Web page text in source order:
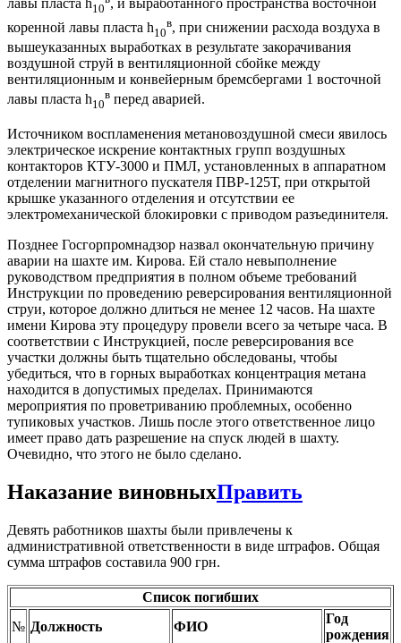
лавы пласта h10 , и выработан­ного пространства восточной
коренной лавы пласта h10
в, при снижении расхода воздуха в
вышеуказанных выработках в результате закорачивания
воздушной струй в вентиляционной сбойке между
вентиляционным и конвейерным бремс­бергами 1 восточной
лавы пласта h10
в перед аварией.
Источником воспламенения метановоздушной смеси явилось
электриче­ское искрение контактных групп воздушных
контакторов КТУ-3000 и ПМЛ, ус­тановленных в аппаратном
отделении магнитного пускателя ПВР-125Т, при откры­той
крышке указанного отделения и отсутствии ее
электромеханической блокиров­ки с приводом разъединителя.
Позднее Госгорпромнадзор назвал окончательную причину
аварии на шахте им. Кирова. Ей стало невыполнение
руководством предприятия в полном объеме требований
Инструкции по проведению реверсирования вентиляционной
струи, которое должно длиться не менее 12 часов. На шахте
имени Кирова эту процедуру провели всего за четыре часа. В
соответствии с Инструкцией, после реверсирования все
участки должны быть тщательно обследованы, чтобы
убедиться, что в горных выработках концентрация метана
находится в допустимых пределах. Принимаются
мероприятия по проветриванию проблемных, особенно
тупиковых участков. Лишь после этого ответственное лицо
имеет право дать разрешение на спуск людей в шахту.
Очевидно, что этого не было сделано.
Наказание виновныхПравить
Девять работников шахты были привлечены к
административной ответственности в виде штрафов. Общая
сумма штрафов составила 900 грн.
Список погибших
№ Должность ФИО
Год
рождения